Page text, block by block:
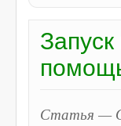
Статья —